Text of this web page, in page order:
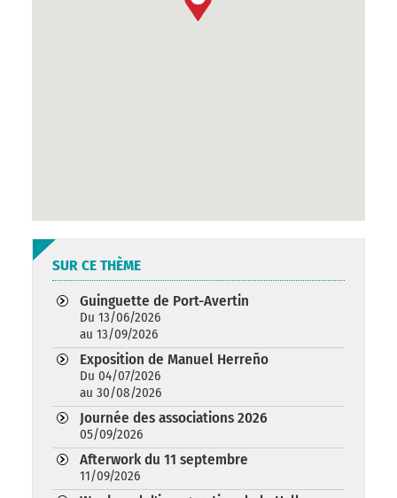
SUR CE THÈME
Guinguette de Port-Avertin
Du 13/06/2026
au 13/09/2026
Exposition de Manuel Herreño
Du 04/07/2026
au 30/08/2026
Journée des associations 2026
05/09/2026
Afterwork du 11 septembre
11/09/2026